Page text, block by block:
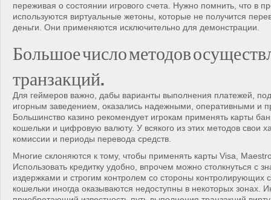
переживая о состоянии игрового счета. Нужно помнить, что в
используются виртуальные жетоны, которые не получится
деньги. Они применяются исключительно для демонстрации.
Большое число методов
транзакций.
Для геймеров важно, дабы варианты выполнения платежей,
игорным заведением, оказались надежными, оперативными и
Большинство казино рекомендует игрокам применять карты
кошельки и цифровую валюту. У всякого из этих методов свои
комиссии и периоды перевода средств.
Многие склоняются к тому, чтобы применять карты Visa,
Использовать кредитку удобно, впрочем можно столкнуться с
издержками и строгим контролем со стороны контролирующих
кошельки иногда оказываются недоступны в некоторых зонах.